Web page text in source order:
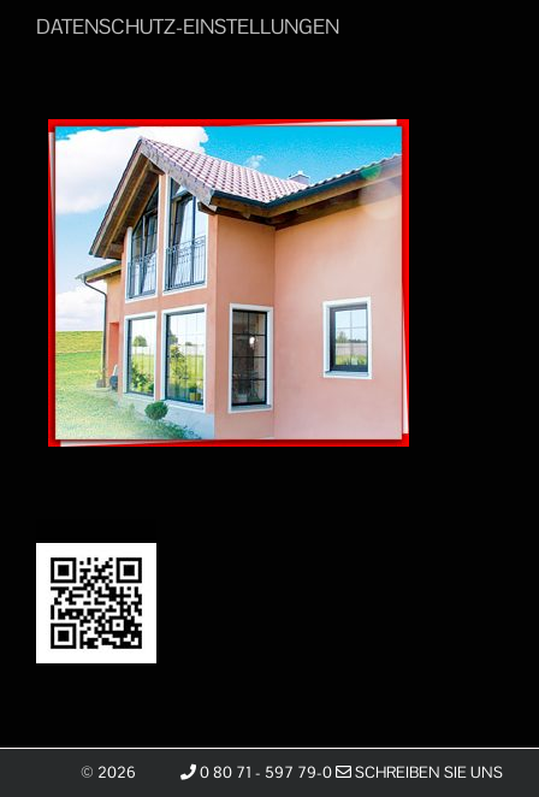
DATENSCHUTZ-EINSTELLUNGEN
© 2026 0 80 71 - 597 79-0 SCHREIBEN SIE UNS